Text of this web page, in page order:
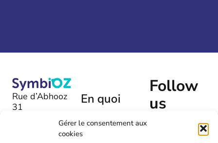
Gérer le consentement aux
cookies
Rue d’Abhooz
31
En quoi
nous
vous aider
Follow
us